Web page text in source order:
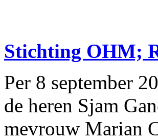
Stichting OHM;
Per 8 september
de heren Sjam
mevrouw Marian